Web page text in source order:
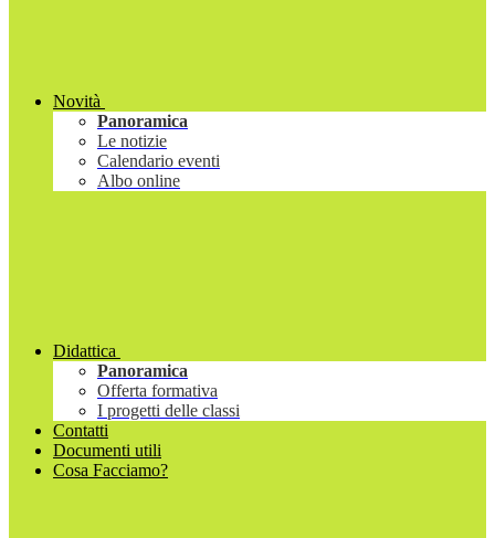
Novità
Panoramica
Le notizie
Calendario eventi
Albo online
Didattica
Panoramica
Offerta formativa
I progetti delle classi
Contatti
Documenti utili
Cosa Facciamo?